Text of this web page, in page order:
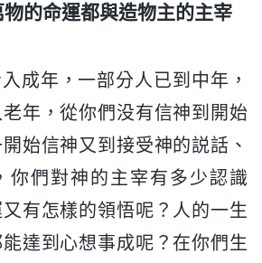
的命運都與造物主的主宰
成年，一部分人已到中年，
年，從你們没有信神到開始
始信神又到接受神的説話、
你們對神的主宰有多少認識
有怎樣的領悟呢？人的一生
達到心想事成呢？在你們生